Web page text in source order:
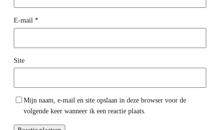
E-mail *
Site
Mijn naam, e-mail en site opslaan in deze browser voor de
volgende keer wanneer ik een reactie plaats.